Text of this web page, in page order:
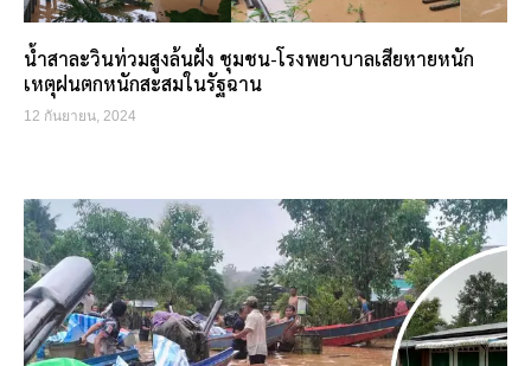
น้ำสาละวินท่วมสูงล้นฝั่ง ชุมชน-โรงพยาบาลเสียหายหนัก
เหตุฝนตกหนักสะสมในรัฐฉาน
12 กันยายน, 2024